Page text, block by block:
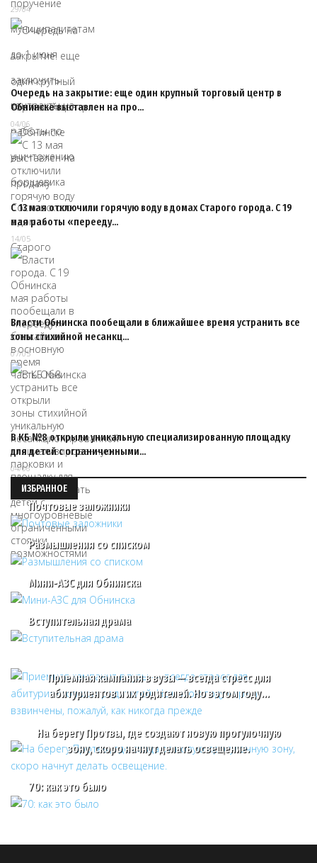
29/04
Очередь на закрытие: еще один крупный торговый центр в
Обнинске выставлен на про…
04/06
С 13 мая отключили горячую воду в домах Старого города. С 19
мая работы «перееду…
14/05
Власти Обнинска пообещали в ближайшее время устранить все
зоны стихийной несанкц…
07/05
В КБ №8 открыли уникальную специализированную площадку
для детей с ограниченными…
04/06
ИЗБРАННОЕ
Почтовые заложники
Размышления со списком
Мини-АЗС для Обнинска
Вступительная драма
Приемная кампания в вузы — всегда стресс для
абитуриентов и их родителей. Но в этом году…
На берегу Протвы, где создают новую прогулочную
зону, скоро начнут делать освещение.
70: как это было